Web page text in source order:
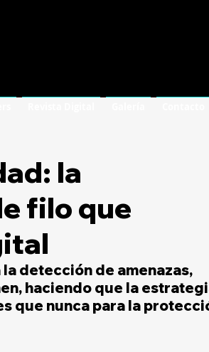
la
filo que
detección de amenazas,
haciendo que la
que nunca para la